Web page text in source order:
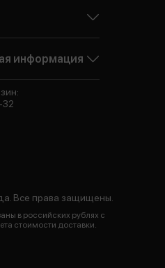
информация
Все права защищены.
в российских рублях с
стоимости доставки.
32